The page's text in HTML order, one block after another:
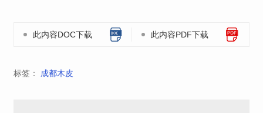
此内容DOC下载 此内容PDF下载
标签： 成都木皮